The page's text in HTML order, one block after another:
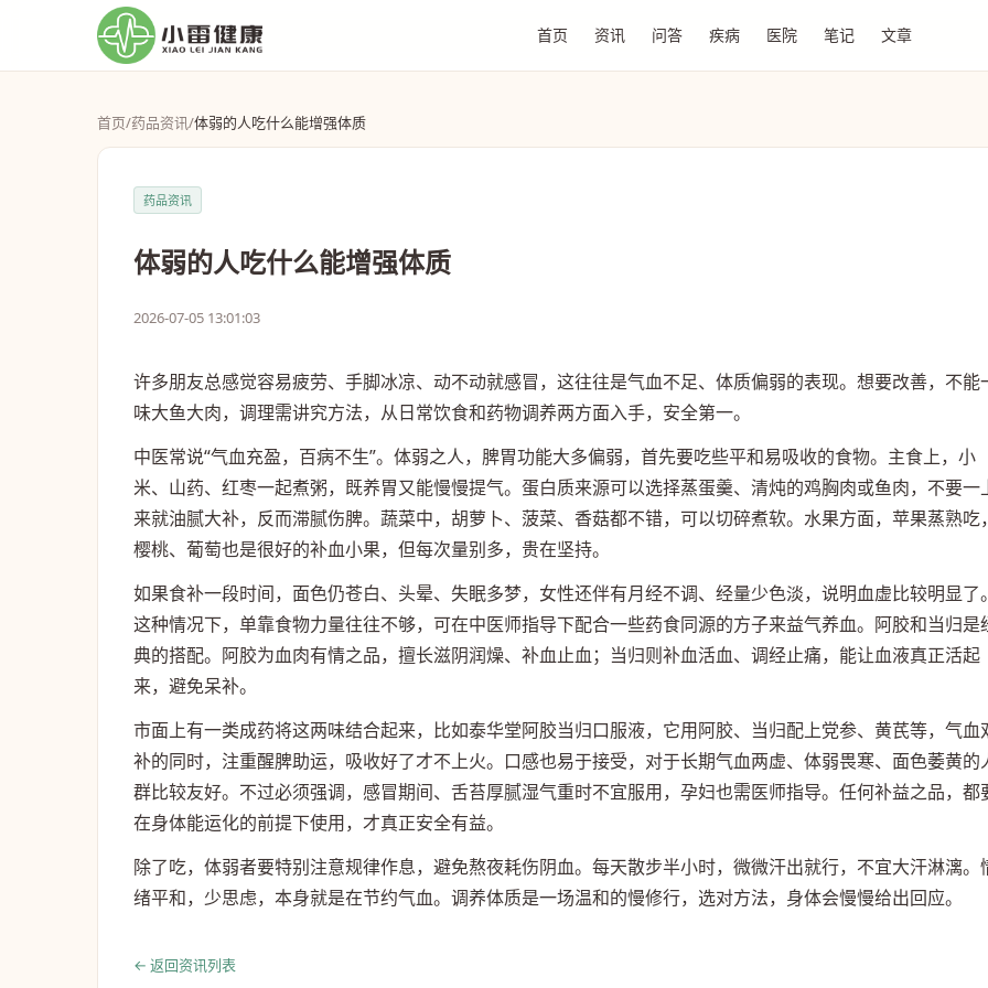
首页 资讯 问答 疾病 医院 笔记 文章
首页/药品资讯/体弱的人吃什么能增强体质
药品资讯
体弱的人吃什么能增强体质
2026-07-05 13:01:03
许多朋友总感觉容易疲劳、手脚冰凉、动不动就感冒，这往往是气血不足、体质偏弱的表现。想要改善，不能
味大鱼大肉，调理需讲究方法，从日常饮食和药物调养两方面入手，安全第一。
中医常说“气血充盈，百病不生”。体弱之人，脾胃功能大多偏弱，首先要吃些平和易吸收的食物。主食上，小
米、山药、红枣一起煮粥，既养胃又能慢慢提气。蛋白质来源可以选择蒸蛋羹、清炖的鸡胸肉或鱼肉，不要一
来就油腻大补，反而滞腻伤脾。蔬菜中，胡萝卜、菠菜、香菇都不错，可以切碎煮软。水果方面，苹果蒸熟吃，
樱桃、葡萄也是很好的补血小果，但每次量别多，贵在坚持。
如果食补一段时间，面色仍苍白、头晕、失眠多梦，女性还伴有月经不调、经量少色淡，说明血虚比较明显了。
这种情况下，单靠食物力量往往不够，可在中医师指导下配合一些药食同源的方子来益气养血。阿胶和当归是
典的搭配。阿胶为血肉有情之品，擅长滋阴润燥、补血止血；当归则补血活血、调经止痛，能让血液真正活起
来，避免呆补。
市面上有一类成药将这两味结合起来，比如泰华堂阿胶当归口服液，它用阿胶、当归配上党参、黄芪等，气血
补的同时，注重醒脾助运，吸收好了才不上火。口感也易于接受，对于长期气血两虚、体弱畏寒、面色萎黄的
群比较友好。不过必须强调，感冒期间、舌苔厚腻湿气重时不宜服用，孕妇也需医师指导。任何补益之品，都
在身体能运化的前提下使用，才真正安全有益。
除了吃，体弱者要特别注意规律作息，避免熬夜耗伤阴血。每天散步半小时，微微汗出就行，不宜大汗淋漓。
绪平和，少思虑，本身就是在节约气血。调养体质是一场温和的慢修行，选对方法，身体会慢慢给出回应。
← 返回资讯列表